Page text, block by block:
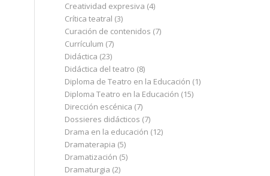
Creatividad expresiva (4)
Crítica teatral (3)
Curación de contenidos (7)
Currículum (7)
Didáctica (23)
Didáctica del teatro (8)
Diploma de Teatro en la Educación (1)
Diploma Teatro en la Educación (15)
Dirección escénica (7)
Dossieres didácticos (7)
Drama en la educación (12)
Dramaterapia (5)
Dramatización (5)
Dramaturgia (2)